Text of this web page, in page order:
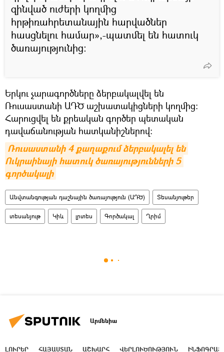
զինված ուժերի կողմից
հրթիռահրետանային հարվածներ
հասցնելու համար»,-պատմել են հատուկ
ծառայությունից:
Երկու չարագործները ձերբակալվել են
Ռուսաստանի ԱԴԾ աշխատակիցների կողմից:
Հարուցվել են քրեական գործեր պետական
դավաճանության հատկանիշներով:
Ռուսաստանի 4 քաղաքում ձերբակալել են
Ուկրաինայի հատուկ ծառայությունների 5
գործակալի
Անվտանգության դաշնային ծառայություն (ԱԴԾ) Տեսանյութեր
տեսանյութ Կիև լրտես Գործակալ Ղրիմ
Արմենիա
ԼՈՒՐԵՐ ՀԱՅԱՍՏԱՆ ԱՇԽԱՐՀ ՎԵՐԼՈՒԾՈՒԹՅՈՒՆ